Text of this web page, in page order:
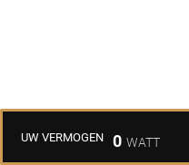
UW VERMOGEN 0